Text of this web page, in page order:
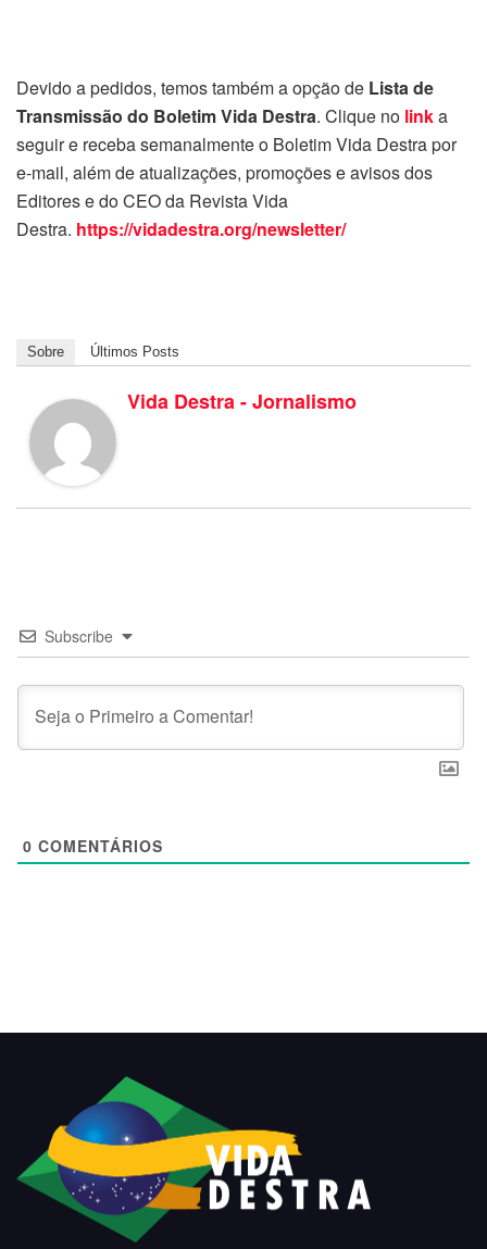
Devido a pedidos, temos também a opção de Lista de
Transmissão do Boletim Vida Destra. Clique no linka
seguir e receba semanalmente o Boletim Vida Destra por
e-mail, além de atualizações, promoções e avisos dos
Editores e do CEO da Revista Vida
Destra. https://vidadestra.org/newsletter/
Sobre Últimos Posts
Vida Destra - Jornalismo
Subscribe
0 COMENTÁRIOS